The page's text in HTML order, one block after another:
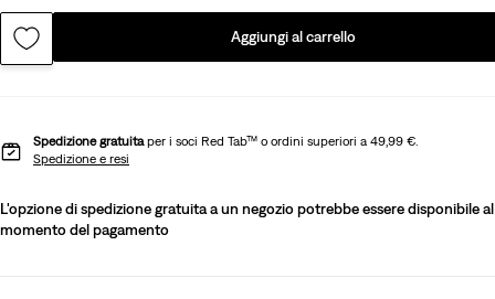
Aggiungi al carrello
Spedizione gratuitaper i soci Red Tab™ o ordini superiori a 49,99 €.
Spedizione e resi
L'opzione di spedizione gratuita a un negozio potrebbe essere disponibile al
momento del pagamento